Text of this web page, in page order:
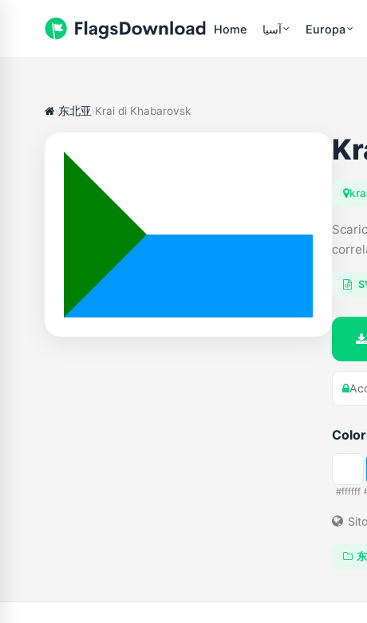
Home آسیا Europa
东北亚 Krai di Khabarovsk
#ffffff